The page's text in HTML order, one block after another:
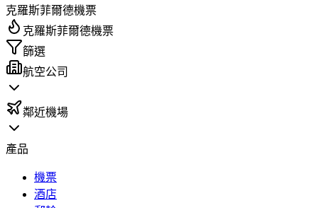
克羅斯菲爾德機票
克羅斯菲爾德機票
篩選
航空公司
鄰近機場
產品
機票
酒店